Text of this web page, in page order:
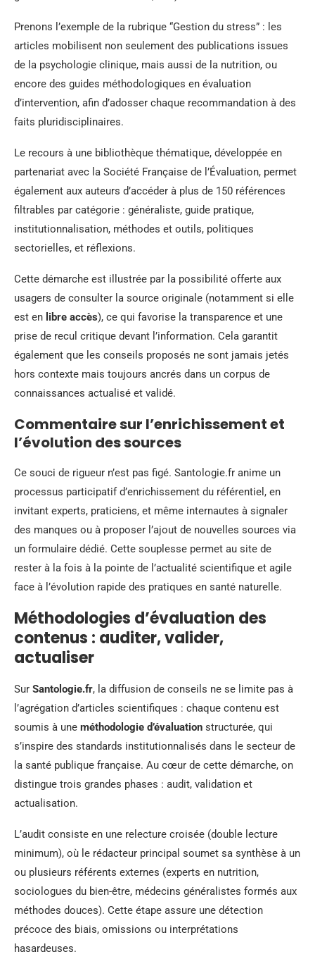
Prenons l’exemple de la rubrique “Gestion du stress” : les
articles mobilisent non seulement des publications issues
de la psychologie clinique, mais aussi de la nutrition, ou
encore des guides méthodologiques en évaluation
d’intervention, afin d’adosser chaque recommandation à des
faits pluridisciplinaires.
Le recours à une bibliothèque thématique, développée en
partenariat avec la Société Française de l’Évaluation, permet
également aux auteurs d’accéder à plus de 150 références
filtrables par catégorie : généraliste, guide pratique,
institutionnalisation, méthodes et outils, politiques
sectorielles, et réflexions.
Cette démarche est illustrée par la possibilité offerte aux
usagers de consulter la source originale (notamment si elle
est en libre accès), ce qui favorise la transparence et une
prise de recul critique devant l’information. Cela garantit
également que les conseils proposés ne sont jamais jetés
hors contexte mais toujours ancrés dans un corpus de
connaissances actualisé et validé.
Commentaire sur l’enrichissement et
l’évolution des sources
Ce souci de rigueur n’est pas figé. Santologie.fr anime un
processus participatif d’enrichissement du référentiel, en
invitant experts, praticiens, et même internautes à signaler
des manques ou à proposer l’ajout de nouvelles sources via
un formulaire dédié. Cette souplesse permet au site de
rester à la fois à la pointe de l’actualité scientifique et agile
face à l’évolution rapide des pratiques en santé naturelle.
Méthodologies d’évaluation des
contenus : auditer, valider,
actualiser
Sur Santologie.fr, la diffusion de conseils ne se limite pas à
l’agrégation d’articles scientifiques : chaque contenu est
soumis à une méthodologie d’évaluation structurée, qui
s’inspire des standards institutionnalisés dans le secteur de
la santé publique française. Au cœur de cette démarche, on
distingue trois grandes phases : audit, validation et
actualisation.
L’audit consiste en une relecture croisée (double lecture
minimum), où le rédacteur principal soumet sa synthèse à un
ou plusieurs référents externes (experts en nutrition,
sociologues du bien-être, médecins généralistes formés aux
méthodes douces). Cette étape assure une détection
précoce des biais, omissions ou interprétations
hasardeuses.